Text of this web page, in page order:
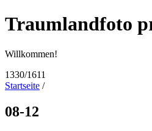
Traumlandfoto
Willkommen!
1330/1611
Startseite /
08-12